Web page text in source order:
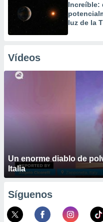
Increíble:
luz de la
Vídeos
Un enorme diablo de
Italia
Síguenos